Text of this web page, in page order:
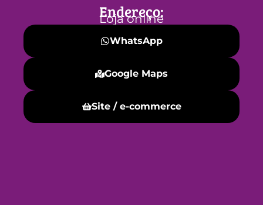
Endereço:
Loja online
WhatsApp
Google Maps
Site / e-commerce